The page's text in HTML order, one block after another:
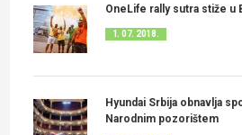
OneLife rally sutra stiže u
1. 07. 2018.
Hyundai Srbija obnavlja
Narodnim pozorištem